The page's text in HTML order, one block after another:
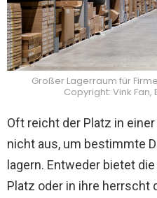
Großer Lagerraum für
Copyright: Vink
Oft reicht der Platz in
nicht aus, um bestimmte
lagern. Entweder bietet
Platz oder in ihre